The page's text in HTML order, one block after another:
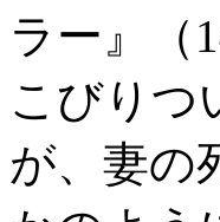
ラー』（
こびりつ
が、妻の